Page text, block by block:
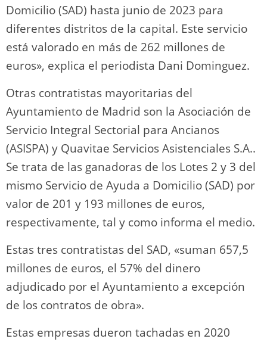
Domicilio (SAD) hasta junio de 2023 para
diferentes distritos de la capital. Este servicio
está valorado en más de 262 millones de
euros», explica el periodista Dani Dominguez.
Otras contratistas mayoritarias del
Ayuntamiento de Madrid son la Asociación de
Servicio Integral Sectorial para Ancianos
(ASISPA) y Quavitae Servicios Asistenciales S.A..
Se trata de las ganadoras de los Lotes 2 y 3 del
mismo Servicio de Ayuda a Domicilio (SAD) por
valor de 201 y 193 millones de euros,
respectivamente, tal y como informa el medio.
Estas tres contratistas del SAD, «suman 657,5
millones de euros, el 57% del dinero
adjudicado por el Ayuntamiento a excepción
de los contratos de obra».
Estas empresas dueron tachadas en 2020